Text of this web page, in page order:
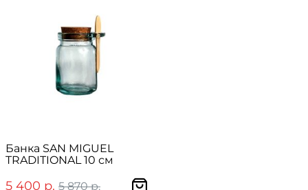
Банка SAN MIGUEL
TRADITIONAL 10 см
5 400 р. 5 870 р.